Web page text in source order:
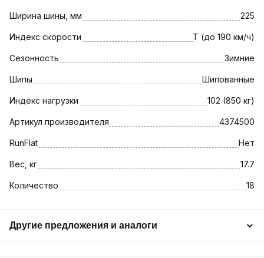
Ширина шины, мм 225
Индекс скорости T (до 190 км/ч)
Сезонность Зимние
Шипы Шипованные
Индекс нагрузки 102 (850 кг)
Артикул производителя 4374500
RunFlat Нет
Вес, кг 17.7
Количество 18
Другие предложения и аналоги